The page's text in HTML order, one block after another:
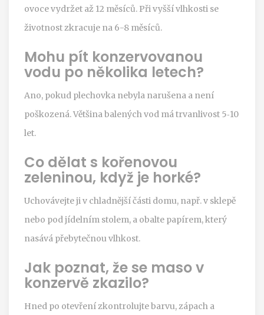
ovoce vydržet až 12 měsíců. Při vyšší vlhkosti se
životnost zkracuje na 6-8 měsíců.
Mohu pít konzervovanou
vodu po několika letech?
Ano, pokud plechovka nebyla narušena a není
poškozená. Většina balených vod má trvanlivost 5‑10
let.
Co dělat s kořenovou
zeleninou, když je horké?
Uchovávejte ji v chladnější části domu, např. v sklepě
nebo pod jídelním stolem, a obalte papírem, který
nasává přebytečnou vlhkost.
Jak poznat, že se maso v
konzervě zkazilo?
Hned po otevření zkontrolujte barvu, zápach a